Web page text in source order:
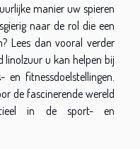
manier uw spieren
naar de rol die een
Lees dan vooral verder
linolzuur u kan helpen bij
en fitnessdoelstellingen.
de fascinerende wereld
in de sport- en